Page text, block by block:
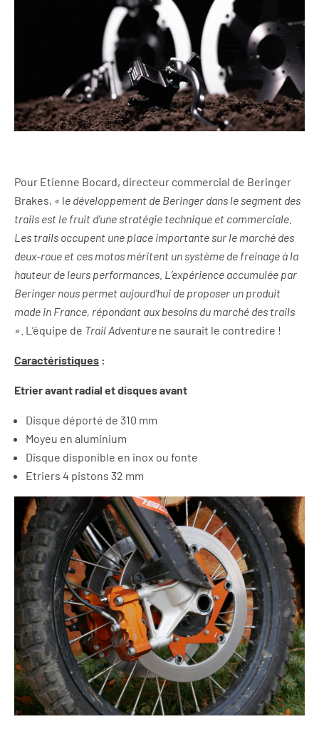
Pour Etienne Bocard, directeur commercial de Beringer
Brakes, « le développement de Beringer dans le segment des
trails est le fruit d’une stratégie technique et commerciale.
Les trails occupent une place importante sur le marché des
deux-roue et ces motos méritent un système de freinage à la
hauteur de leurs performances. L’expérience accumulée par
Beringer nous permet aujourd’hui de proposer un produit
made in France, répondant aux besoins du marché des trails
». L’équipe de Trail Adventure ne saurait le contredire !
Caractéristiques :
Etrier avant radial et disques avant
Disque déporté de 310 mm
Moyeu en aluminium
Disque disponible en inox ou fonte
Etriers 4 pistons 32 mm